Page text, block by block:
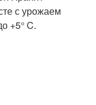
с урожаем
+5° C.